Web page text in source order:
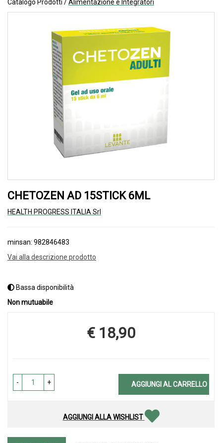
Catalogo Prodotti /Alimentazione e Integratori
CHETOZEN AD 15STICK 6ML
HEALTH PROGRESS ITALIA Srl
minsan: 982846483
Vai alla descrizione prodotto
Bassa disponibilità
Non mutuabile
Prezzo
€ 18,90
- + AGGIUNGI AL CARRELLO
AGGIUNGI ALLA WISHLIST